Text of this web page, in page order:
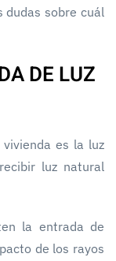
dudas sobre cuál
DE LUZ
es la luz
luz natural
la entrada de
de los rayos